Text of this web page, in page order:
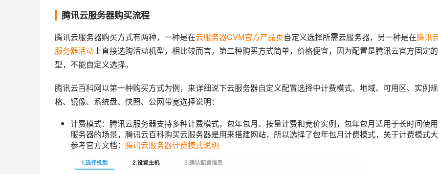
腾讯云服务器购买流程
腾讯云服务器购买方式有两种，一种是在云服务器CVM官方产品页自定义选择所需云服务器，另一种是在腾讯
服务器活动上直接选购活动机型，相比较而言，第二种购买方式简单，价格便宜，因为配置是腾讯云官方固定
型，不能自定义选择。
腾讯云百科网以第一种购买方式为例，来详细说下云服务器自定义配置选择中计费模式、地域、可用区、实例规
格、镜像、系统盘、快照、公网带宽选择说明：
计费模式：腾讯云服务器支持多种计费模式，包年包月、按量计费和竞价实例，包年包月适用于长时间使
服务器的场景，腾讯云百科购买云服务器是用来搭建网站，所以选择了包年包月计费模式，关于计费模式
参考官方文档： 腾讯云服务器计费模式说明